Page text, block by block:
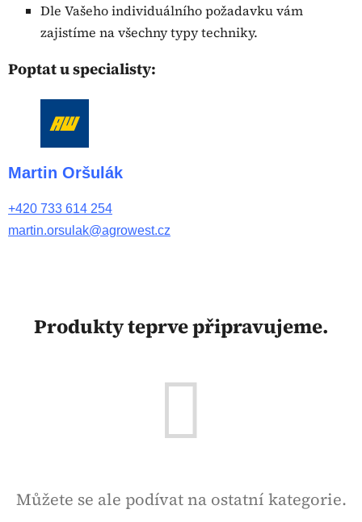
Dle Vašeho individuálního požadavku vám
zajistíme na všechny typy techniky.
Poptat u specialisty:
Martin Oršulák
+420 733 614 254
martin.orsulak@agrowest.cz
Produkty teprve připravujeme.
Můžete se ale podívat na ostatní kategorie.